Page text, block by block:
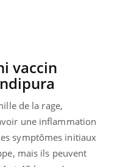
vaccin
de la rage,
une inflammation
symptômes initiaux
mais ils peuvent